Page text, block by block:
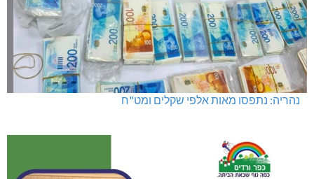
נהריה: נתפסו מאות אלפי שקלים ומט"ח